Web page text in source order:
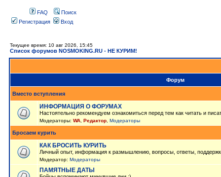
FAQ
Поиск
Регистрация
Вход
Текущее время: 10 авг 2026, 15:45
Список форумов NOSMOKING.RU - НЕ КУРИМ!
Форум
Вместо вступления
ИНФОРМАЦИЯ О ФОРУМАХ
Настоятельно рекомендуем ознакомиться перед тем как читать и
Модераторы: WA Редактор Модераторы
Бросаем курить
КАК БРОСИТЬ КУРИТЬ
Личный опыт, информация к размышлению, вопросы, ответы,
Модератор: Модераторы
ПАМЯТНЫЕ ДАТЫ